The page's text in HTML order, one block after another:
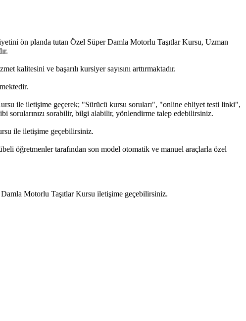
ön planda tutan Özel Süper Damla Motorlu Taşıtlar Kursu, Uzman
kalitesini ve başarılı kursiyer sayısını arttırmaktadır.
ile iletişime geçerek; "Sürücü kursu soruları", "online ehliyet testi linki",
sorularınızı sorabilir, bilgi alabilir, yönlendirme talep edebilirsiniz.
ile iletişime geçebilirsiniz.
öğretmenler tarafından son model otomatik ve manuel araçlarla özel
Motorlu Taşıtlar Kursu iletişime geçebilirsiniz.